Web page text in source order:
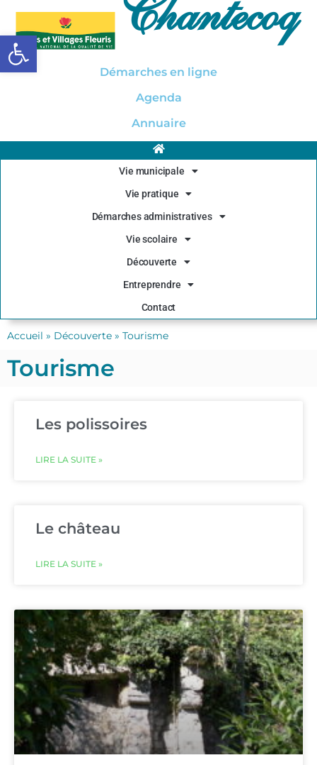
Ouvrir la barre d’outils
Démarches en ligne
Agenda
Annuaire
Vie municipale
Vie pratique
Démarches administratives
Vie scolaire
Découverte
Entreprendre
Contact
Accueil » Découverte » Tourisme
Tourisme
Les polissoires
LIRE LA SUITE »
Le château
LIRE LA SUITE »